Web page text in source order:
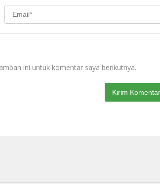
ini untuk komentar saya berikutnya.